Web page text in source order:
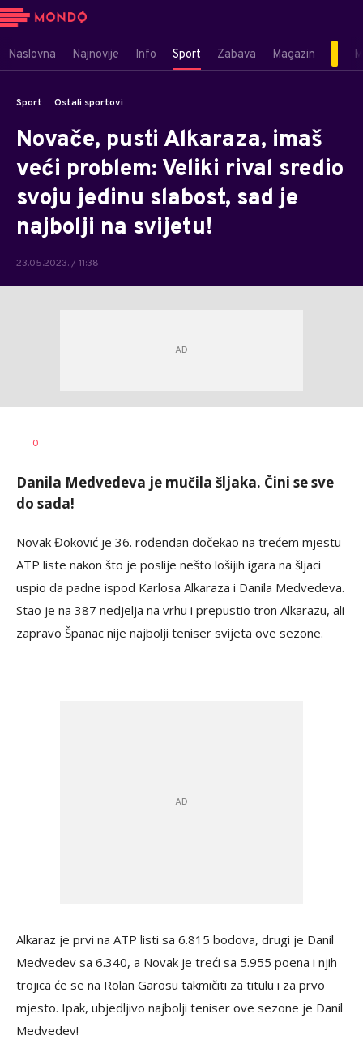
Naslovna Najnovije Info Sport Zabava Magazin
Sport Ostali sportovi
Novače, pusti Alkaraza, imaš
veći problem: Veliki rival sredio
svoju jedinu slabost, sad je
najbolji na svijetu!
23.05.2023. / 11:38
AUTOR
0
Danila Medvedeva je mučila šljaka. Čini se sve
do sada!
Novak Đoković je 36. rođendan dočekao na trećem mjestu
ATP liste nakon što je poslije nešto lošijih igara na šljaci
uspio da padne ispod Karlosa Alkaraza i Danila Medvedeva.
Stao je na 387 nedjelja na vrhu i prepustio tron Alkarazu, ali
zapravo Španac nije najbolji teniser svijeta ove sezone.
Alkaraz je prvi na ATP listi sa 6.815 bodova, drugi je Danil
Medvedev sa 6.340, a Novak je treći sa 5.955 poena i njih
trojica će se na Rolan Garosu takmičiti za titulu i za prvo
mjesto. Ipak, ubjedljivo najbolji teniser ove sezone je Danil
Medvedev!